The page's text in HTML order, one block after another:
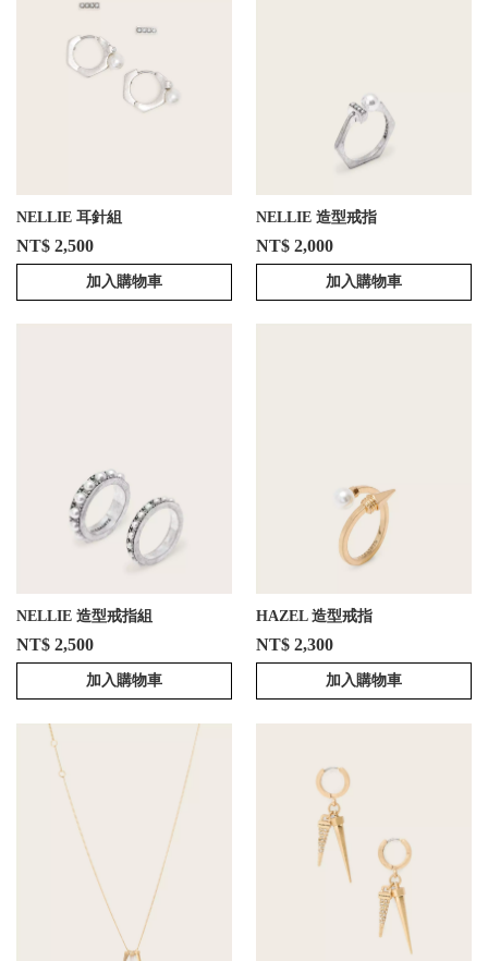
NELLIE 耳針組
NT$ 2,500
加入購物車
NELLIE 造型戒指
NT$ 2,000
加入購物車
NELLIE 造型戒指組
NT$ 2,500
加入購物車
HAZEL 造型戒指
NT$ 2,300
加入購物車